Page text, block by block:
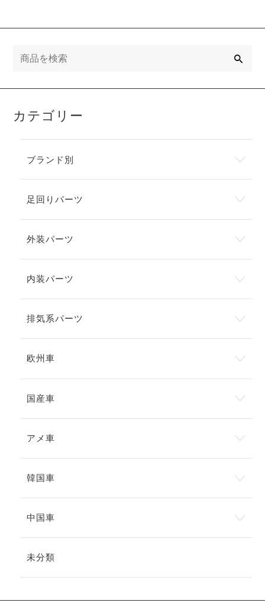
カテゴリー
ブランド別
足回りパーツ
外装パーツ
内装パーツ
排気系パーツ
欧州車
国産車
アメ車
韓国車
中国車
未分類